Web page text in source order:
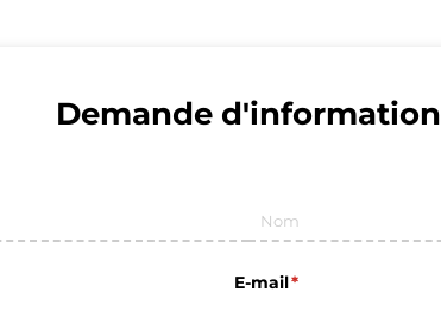
Demande d'information
E-mail*
(requis)